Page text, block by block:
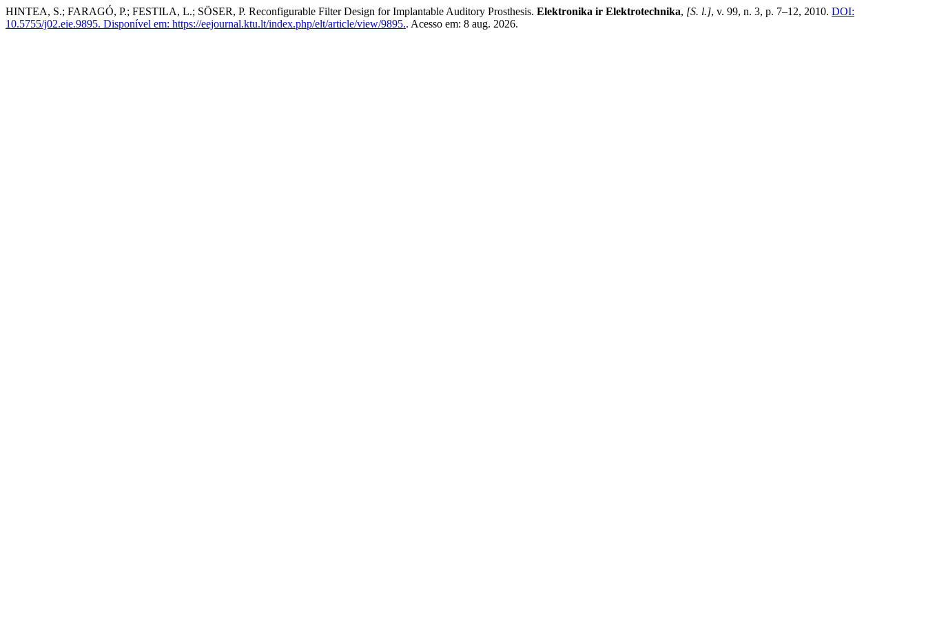
HINTEA, S.; FARAGÓ, P.; FESTILA, L.; SÖSER, P. Reconfigurable Filter Design for Implantable Auditory Prosthesis. Elektronika ir Elektrotechnika, [S. l.], v. 99, n. 3, p. 7–12, 2010. DOI:
10.5755/j02.eie.9895. Disponível em: https://eejournal.ktu.lt/index.php/elt/article/view/9895.. Acesso em: 8 aug. 2026.